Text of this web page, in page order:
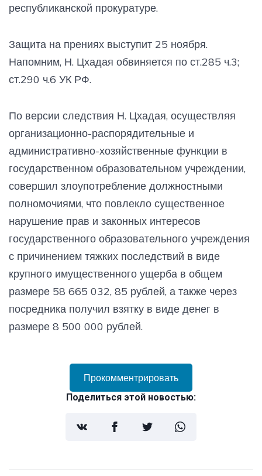
республиканской прокуратуре.
Защита на прениях выступит 25 ноября.
Напомним, Н. Цхадая обвиняется по ст.285 ч.3;
ст.290 ч.6 УК РФ.
По версии следствия Н. Цхадая, осуществляя
организационно-распорядительные и
административно-хозяйственные функции в
государственном образовательном учреждении,
совершил злоупотребление должностными
полномочиями, что повлекло существенное
нарушение прав и законных интересов
государственного образовательного учреждения
с причинением тяжких последствий в виде
крупного имущественного ущерба в общем
размере 58 665 032, 85 рублей, а также через
посредника получил взятку в виде денег в
размере 8 500 000 рублей.
Прокомментрировать
Поделиться этой новостью: